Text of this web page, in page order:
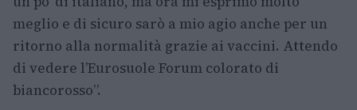
meglio e di sicuro sarò a mio agio anche per un
ritorno alla normalità grazie ai vaccini. Attendo
di vedere l’Eurosuole Forum colorato di
biancorosso”.